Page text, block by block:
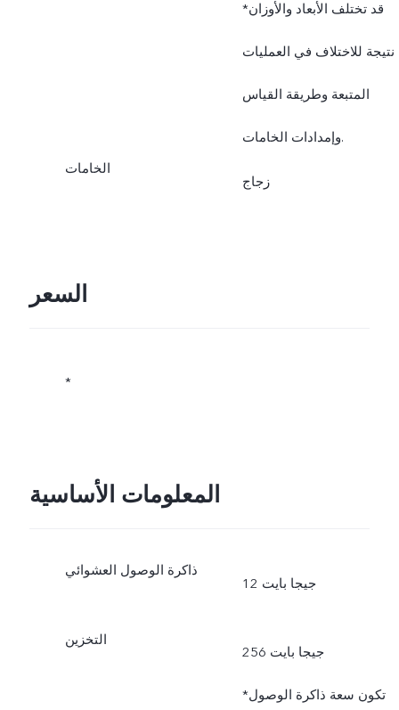
*قد تختلف الأبعاد والأوزان
نتيجة للاختلاف في العمليات
المتبعة وطريقة القياس
وإمدادات الخامات.
الخامات
زجاج
السعر
*
المعلومات الأساسية
ذاكرة الوصول العشوائي
12 جيجا بايت
التخزين
256 جيجا بايت
*تكون سعة ذاكرة الوصول